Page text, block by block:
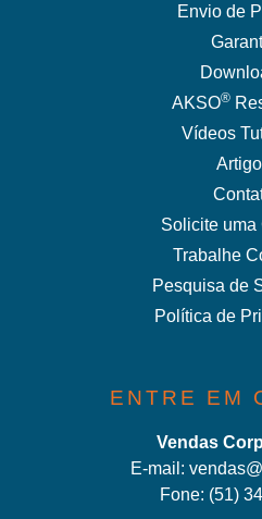
Envio de
AKSO®
Vídeos
Solicite uma
Trabalhe
Pesquisa de
Política de
ENTRE EM
Vendas
E-mail:
Fone: (51)